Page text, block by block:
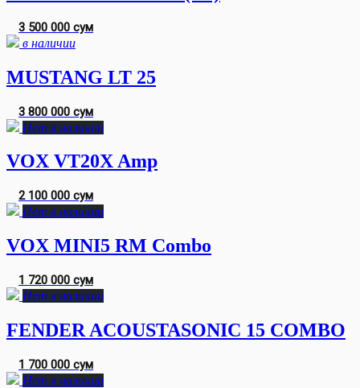
3 500 000 сум
в наличии
MUSTANG LT 25
3 800 000 сум
Нет в наличии
VOX VT20X Amp
2 100 000 сум
Нет в наличии
VOX MINI5 RM Combo
1 720 000 сум
Нет в наличии
FENDER ACOUSTASONIC 15 COMBO
1 700 000 сум
Нет в наличии